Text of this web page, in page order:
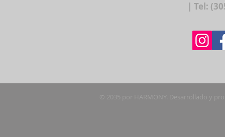
| Tel:
© 2035 por HARMONY. Desarrollado y